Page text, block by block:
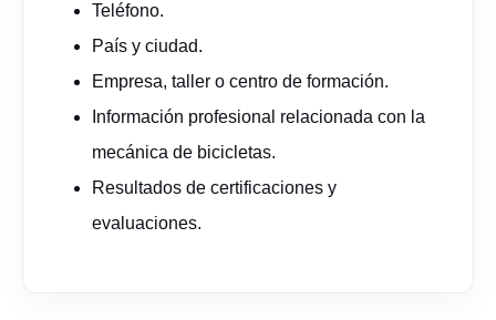
Teléfono.
País y ciudad.
Empresa, taller o centro de formación.
Información profesional relacionada con la
mecánica de bicicletas.
Resultados de certificaciones y
evaluaciones.